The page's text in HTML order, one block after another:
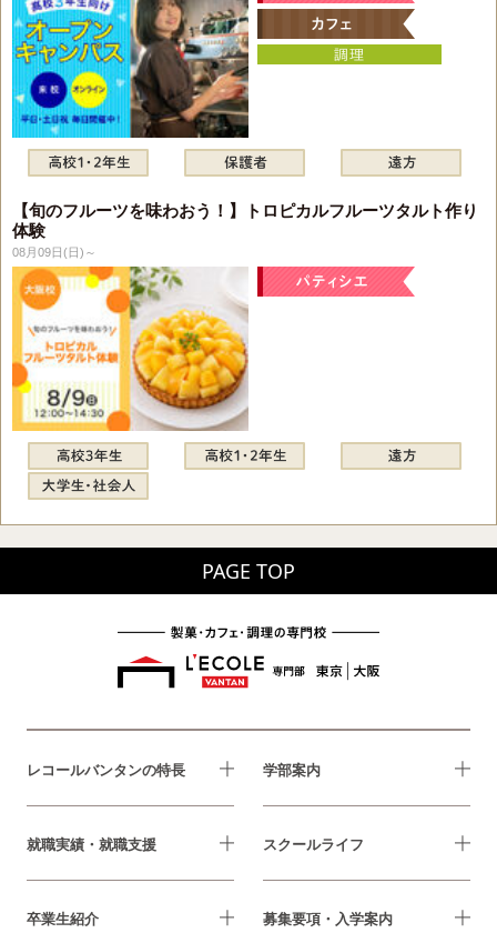
【旬のフルーツを味わおう！】トロピカルフルーツタルト作り
体験
08月09日(日)～
PAGE TOP
レコールバンタンの特長 学部案内
就職実績・就職支援 スクールライフ
卒業生紹介 募集要項・入学案内